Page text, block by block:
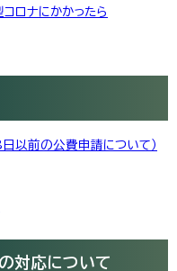
ロナにかかったら
以前の公費申請について）
対応について